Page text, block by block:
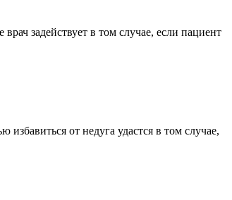
задействует в том случае, если пациент
от недуга удастся в том случае,